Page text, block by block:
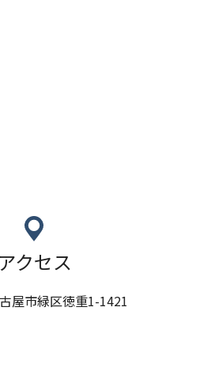
アクセス
屋市緑区徳重1-1421